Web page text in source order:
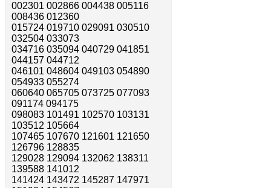
002301 002866 004438 005116
008436 012360
015724 019710 029091 030510
032504 033073
034716 035094 040729 041851
044157 044712
046101 048604 049103 054890
054933 055274
060640 065705 073725 077093
091174 094175
098083 101491 102570 103131
103512 105664
107465 107670 121601 121650
126796 128835
129028 129094 132062 138311
139588 141012
141424 143472 145287 147971